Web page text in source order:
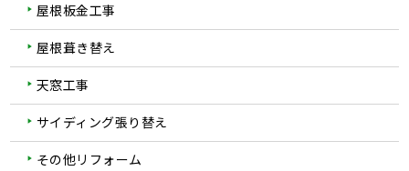
屋根板金工事
屋根葺き替え
天窓工事
サイディング張り替え
その他リフォーム